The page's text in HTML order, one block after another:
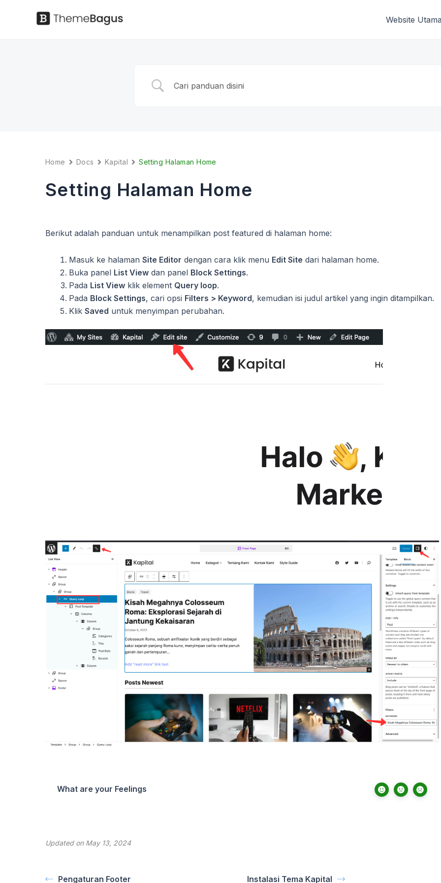
Website Utama
Home Docs Kapital Setting Halaman Home
Setting Halaman Home
Berikut adalah panduan untuk menampilkan post featured di halaman home:
Masuk ke halaman Site Editor dengan cara klik menu Edit Site dari halaman home.
Buka panel List View dan panel Block Settings.
Pada List View klik element Query loop.
Pada Block Settings, cari opsi Filters > Keyword, kemudian isi judul artikel yang ingin ditampilkan.
Klik Saved untuk menyimpan perubahan.
What are your Feelings
Updated on May 13, 2024
Pengaturan Footer Instalasi Tema Kapital